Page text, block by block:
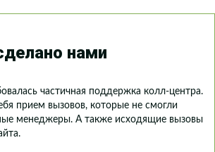
нами
частичная поддержка колл-центра.
прием вызовов, которые не смогли
менеджеры. А также исходящие вызовы